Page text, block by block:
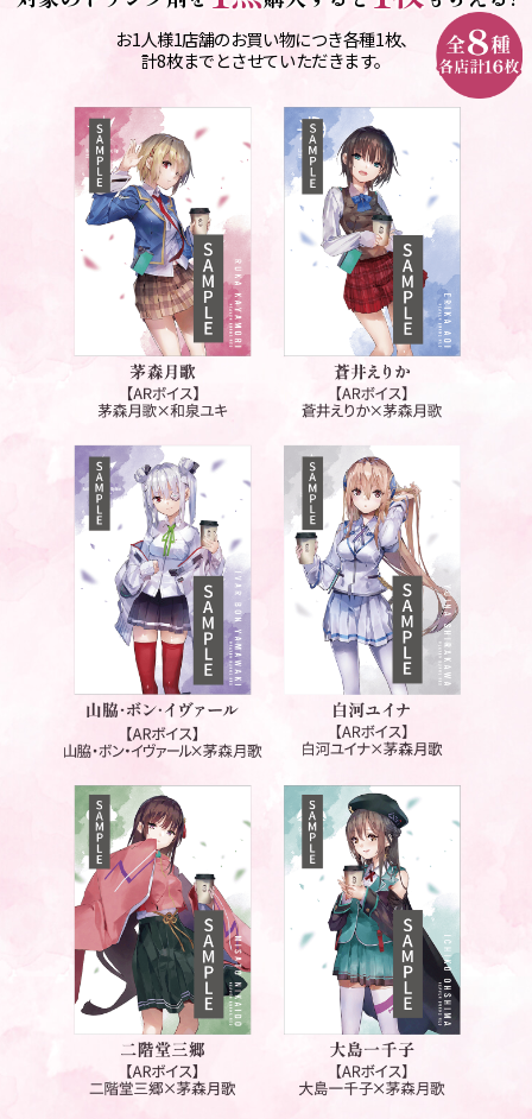
お1人様1店舗のお買い物につき各種1枚、
計8枚までとさせていただきます。